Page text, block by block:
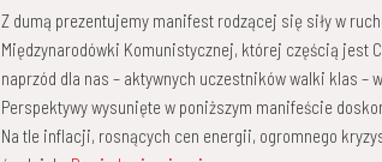
Z dumą prezentujemy manifest rodzącej się siły w
Międzynarodówki Komunistycznej, której częścią jest
naprzód dla nas – aktywnych uczestników walki klas –
Perspektywy wysunięte w poniższym manifeście
Na tle inflacji, rosnących cen energii, ogromnego